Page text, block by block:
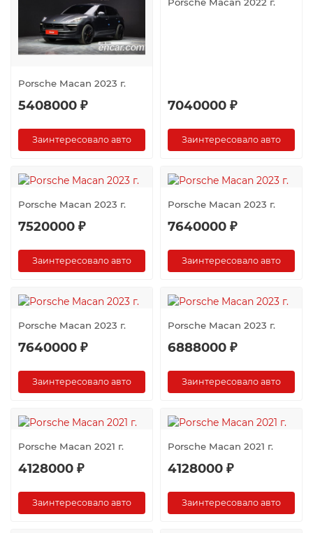
Porsche Macan 2023 г.
5408000 ₽
Заинтересовало авто
7040000 ₽
Заинтересовало авто
Porsche Macan 2023 г.
7520000 ₽
Заинтересовало авто
Porsche Macan 2023 г.
7640000 ₽
Заинтересовало авто
Porsche Macan 2023 г.
7640000 ₽
Заинтересовало авто
Porsche Macan 2023 г.
6888000 ₽
Заинтересовало авто
Porsche Macan 2021 г.
4128000 ₽
Заинтересовало авто
Porsche Macan 2021 г.
4128000 ₽
Заинтересовало авто